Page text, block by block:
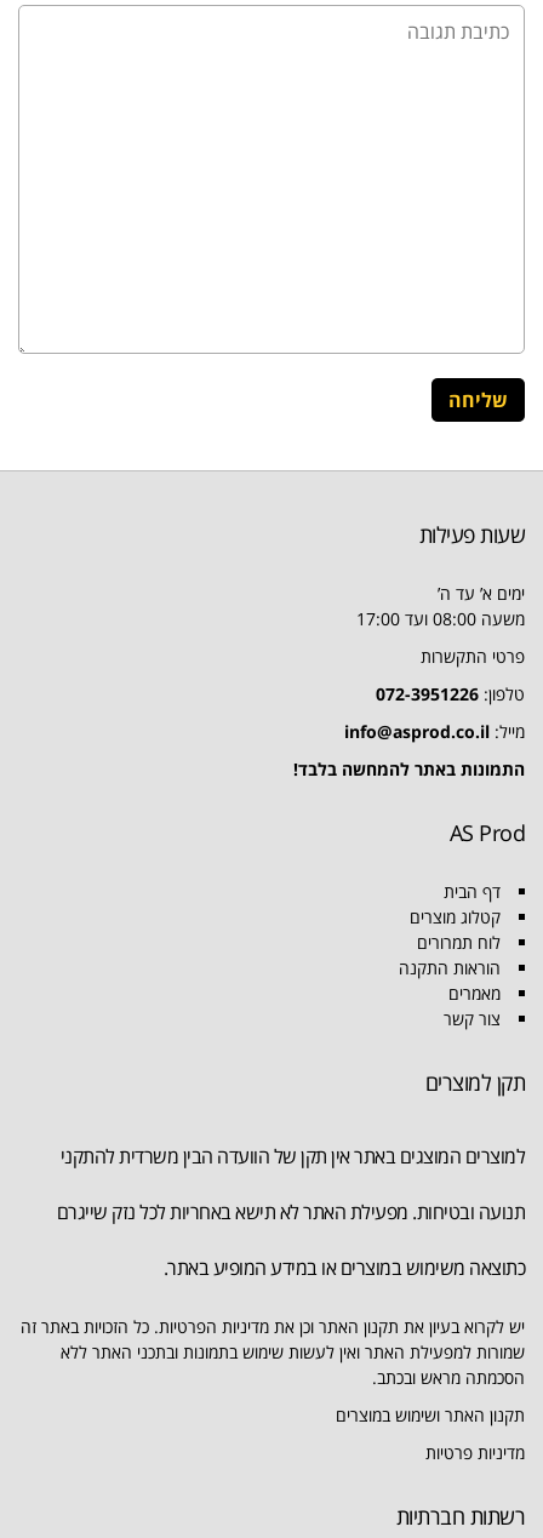
שעות פעילות
ימים א’ עד ה’
משעה 08:00 ועד 17:00
פרטי התקשרות
טלפון: 072-3951226
מייל: info@asprod.co.il
התמונות באתר להמחשה בלבד!
AS Prod
דף הבית
קטלוג מוצרים
לוח תמרורים
הוראות התקנה
מאמרים
צור קשר
תקן למוצרים
למוצרים המוצגים באתר אין תקן של הוועדה הבין משרדית להתקני
תנועה ובטיחות. מפעילת האתר לא תישא באחריות לכל נזק שייגרם
כתוצאה משימוש במוצרים או במידע המופיע באתר.
יש לקרוא בעיון את תקנון האתר וכן את מדיניות הפרטיות. כל הזכויות באתר זה
שמורות למפעילת האתר ואין לעשות שימוש בתמונות ובתכני האתר ללא
הסכמתה מראש ובכתב.
תקנון האתר ושימוש במוצרים
מדיניות פרטיות
רשתות חברתיות